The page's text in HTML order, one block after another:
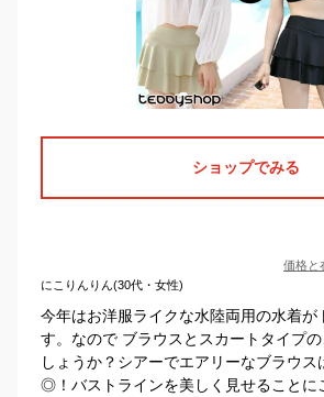
ショップでみる
価格と
にこりんりん(30代・女性)
今年はお洋服ライクな水陸両用の水着が
す。なので ブラウスとスカートタイプ
しょうか？シアーでエアリーなブラウス
◎！バストラインを美しく見せることに